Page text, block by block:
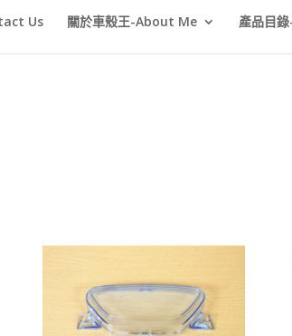
Us 關於車殼王-About Me 產品目